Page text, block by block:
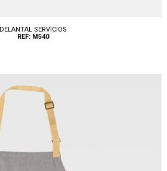
DELANTAL SERVICIOS
REF: M540